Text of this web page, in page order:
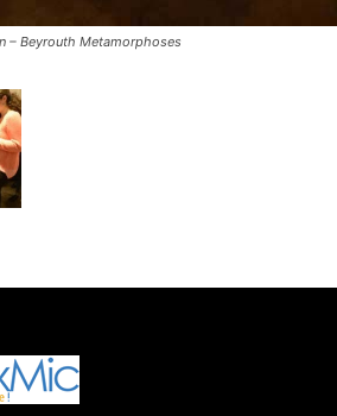
– Beyrouth Metamorphoses